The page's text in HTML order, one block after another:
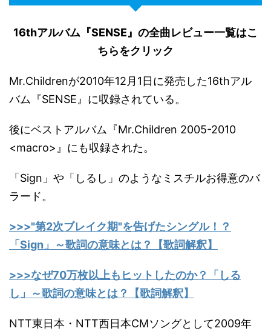
16thアルバム『SENSE』の全曲レビュー一覧はこ
ちらをクリック
Mr.Childrenが2010年12月1日に発売した16thアル
バム『SENSE』に収録されている。
後にベストアルバム『Mr.Children 2005-2010
<macro>』にも収録された。
「Sign」や「しるし」のようなミスチルお得意のバ
ラード。
>>>"第2次ブレイク期"を告げたシングル！？
「Sign」～歌詞の意味とは？【歌詞解釈】
>>>なぜ70万枚以上もヒットしたのか？「しる
し」～歌詞の意味とは？【歌詞解釈】
NTT東日本・NTT西日本CMソングとして2009年